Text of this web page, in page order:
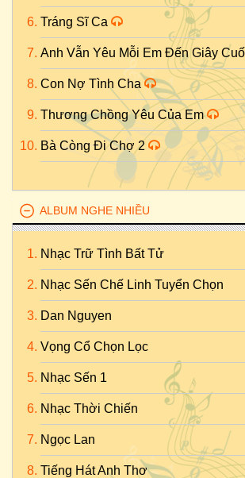
Tráng Sĩ Ca
Anh Vẫn Yêu Mỗi Em Đến Giây
Con Nợ Tình Cha
Thương Chồng Yêu Của Em
Bà Còng Đi Chợ 2
ALBUM NGHE NHIỀU
Nhạc Trữ Tình Bất Tử
Nhạc Sến Chế Linh Tuyển Chọn
Dan Nguyen
Vọng Cổ Chọn Lọc
Nhạc Sến 1
Nhạc Thời Chiến
Ngọc Lan
Tiếng Hát Anh Thơ